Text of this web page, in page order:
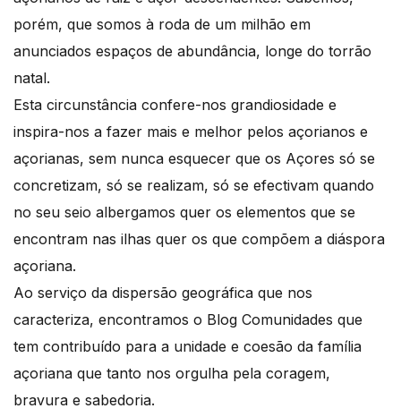
porém, que somos à roda de um milhão em
anunciados espaços de abundância, longe do torrão
natal.
Esta circunstância confere-nos grandiosidade e
inspira-nos a fazer mais e melhor pelos açorianos e
açorianas, sem nunca esquecer que os Açores só se
concretizam, só se realizam, só se efectivam quando
no seu seio albergamos quer os elementos que se
encontram nas ilhas quer os que compõem a diáspora
açoriana.
Ao serviço da dispersão geográfica que nos
caracteriza, encontramos o Blog Comunidades que
tem contribuído para a unidade e coesão da família
açoriana que tanto nos orgulha pela coragem,
bravura e sabedoria.